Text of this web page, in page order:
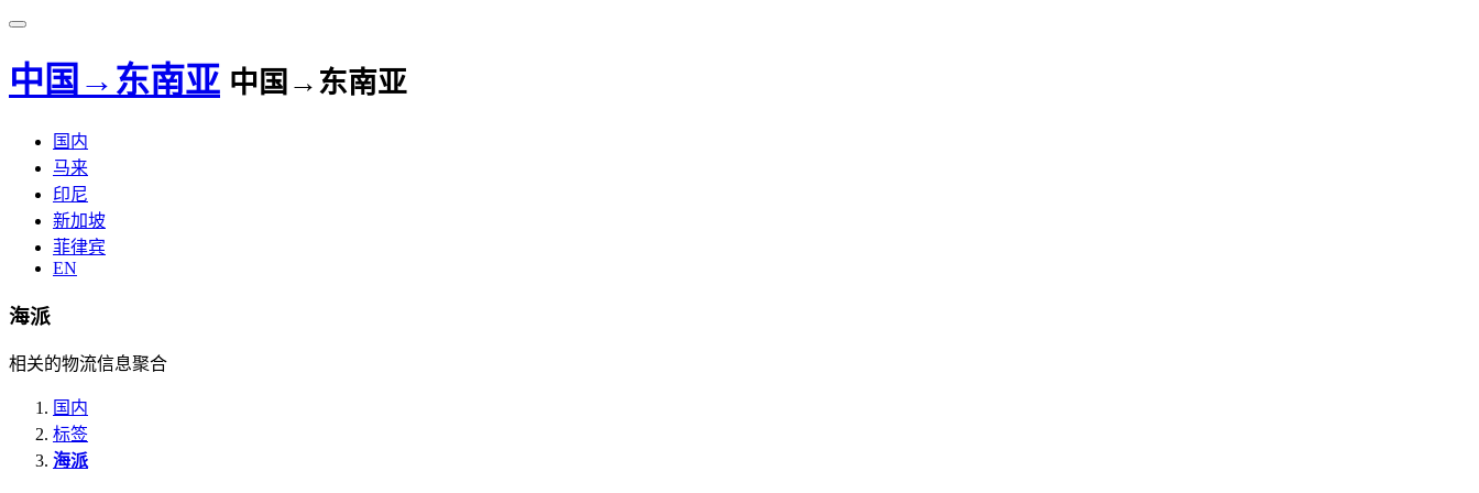
中国→东南亚 中国→东南亚
国内
马来
印尼
新加坡
菲律宾
EN
海派
相关的物流信息聚合
国内
标签
海派